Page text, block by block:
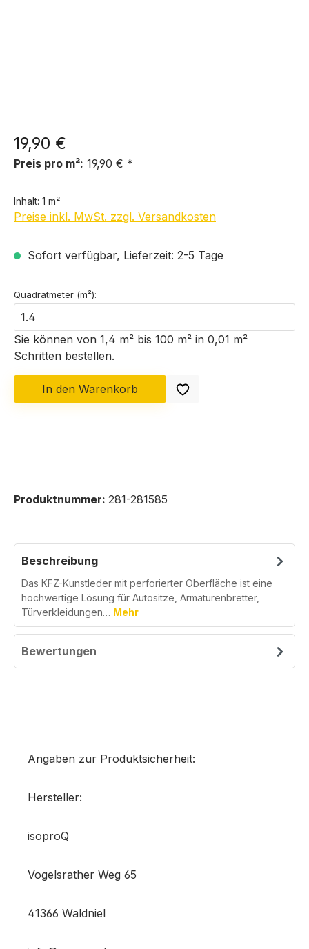
19,90 €
Preis pro m²: 19,90 € *
Inhalt: 1 m²
Preise inkl. MwSt. zzgl. Versandkosten
Sofort verfügbar, Lieferzeit: 2-5 Tage
Quadratmeter (m²):
Sie können von 1,4 m² bis 100 m² in 0,01 m²
Schritten bestellen.
In den Warenkorb
Produktnummer: 281-281585
Beschreibung
Das KFZ-Kunstleder mit perforierter Oberfläche ist eine
hochwertige Lösung für Autositze, Armaturenbretter,
Türverkleidungen… Mehr
Bewertungen
Angaben zur Produktsicherheit:
Hersteller:
isoproQ
Vogelsrather Weg 65
41366 Waldniel